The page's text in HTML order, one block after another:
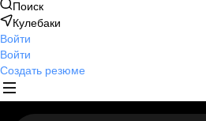
Поиск
Кулебаки
Войти
Войти
Создать резюме